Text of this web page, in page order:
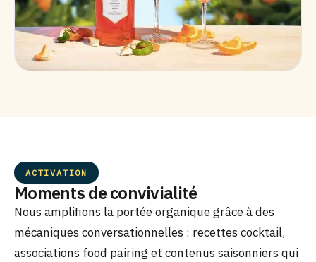
ACTIVATION
Moments de convivialité
Nous amplifions la portée organique grâce à des
mécaniques conversationnelles : recettes cocktail,
associations food pairing et contenus saisonniers qui